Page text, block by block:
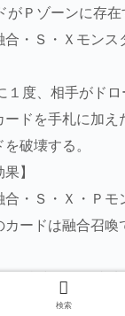
がＰゾーンに存
合・Ｓ・Ｘモンス
１度、相手がド
ードを手札に加え
破壊する。
】
合・Ｓ・Ｘ・Ｐモ
カードは融合召喚
が特殊召喚に成
ールドのカードを
検索